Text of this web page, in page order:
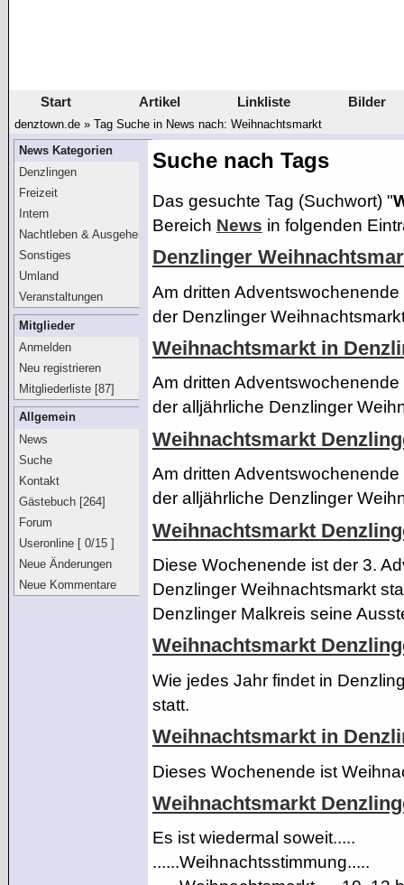
Start Artikel Linkliste Bilder
denztown.de »Tag Suche in News nach: Weihnachtsmarkt
News Kategorien
Denzlingen
Freizeit
Intern
Nachtleben & Ausgehen
Sonstiges
Umland
Veranstaltungen
Mitglieder
Anmelden
Neu registrieren
Mitgliederliste [87]
Allgemein
News
Suche
Kontakt
Gästebuch [264]
Forum
Useronline [ 0/15 ]
Neue Änderungen
Neue Kommentare
Suche nach Tags
Das gesuchte Tag (Suchwort) "
Bereich News in folgenden
Denzlinger
Am dritten
der Denzlinger
Weihnachtsmarkt in
Am dritten
der alljährliche Denzlinger
Weihnachtsmarkt
Am dritten
der alljährliche Denzlinger
Weihnachtsmarkt
Diese Wochenende ist der 3.
Denzlinger Weihnachtsmarkt
Denzlinger Malkreis seine
Weihnachtsmarkt
Wie jedes Jahr findet in
statt.
Weihnachtsmarkt in
Dieses Wochenende ist
Weihnachtsmarkt
Es ist wiedermal soweit.....
......Weihnachtsstimmung.....